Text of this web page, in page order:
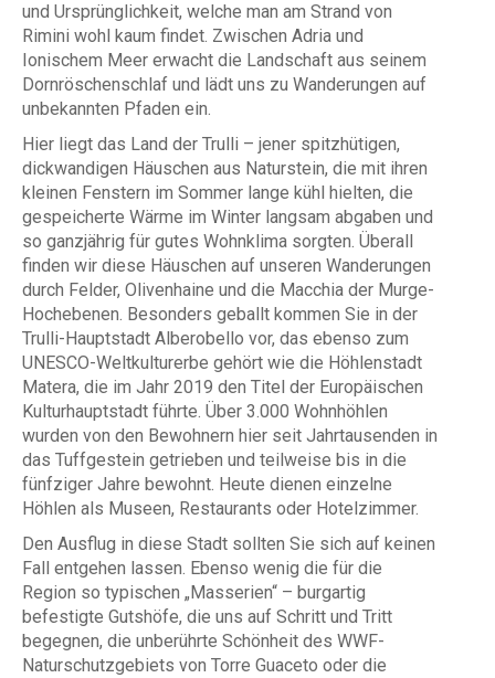
und Ursprünglichkeit, welche man am Strand von
Rimini wohl kaum findet. Zwischen Adria und
Ionischem Meer erwacht die Landschaft aus seinem
Dornröschenschlaf und lädt uns zu Wanderungen auf
unbekannten Pfaden ein.
Hier liegt das Land der Trulli – jener spitzhütigen,
dickwandigen Häuschen aus Naturstein, die mit ihren
kleinen Fenstern im Sommer lange kühl hielten, die
gespeicherte Wärme im Winter langsam abgaben und
so ganzjährig für gutes Wohnklima sorgten. Überall
finden wir diese Häuschen auf unseren Wanderungen
durch Felder, Olivenhaine und die Macchia der Murge-
Hochebenen. Besonders geballt kommen Sie in der
Trulli-Hauptstadt Alberobello vor, das ebenso zum
UNESCO-Weltkulturerbe gehört wie die Höhlenstadt
Matera, die im Jahr 2019 den Titel der Europäischen
Kulturhauptstadt führte. Über 3.000 Wohnhöhlen
wurden von den Bewohnern hier seit Jahrtausenden in
das Tuffgestein getrieben und teilweise bis in die
fünfziger Jahre bewohnt. Heute dienen einzelne
Höhlen als Museen, Restaurants oder Hotelzimmer.
Den Ausflug in diese Stadt sollten Sie sich auf keinen
Fall entgehen lassen. Ebenso wenig die für die
Region so typischen „Masserien“ – burgartig
befestigte Gutshöfe, die uns auf Schritt und Tritt
begegnen, die unberührte Schönheit des WWF-
Naturschutzgebiets von Torre Guaceto oder die